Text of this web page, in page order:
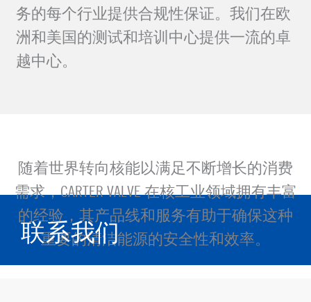
务的每个行业提供合规性保证。我们在欧
洲和美国的测试和培训中心提供一流的卓
越中心。
随着世界转向核能以满足不断增长的消费
需求，CARTER VALVE 在核工业领域拥有丰富
的经验，其产品线和服务有助于确保这种
重要的清洁能源的安全性和效率。
联系我们